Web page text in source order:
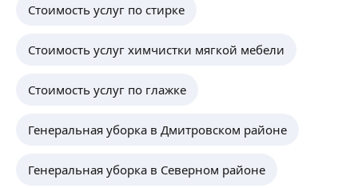
Стоимость услуг по стирке
Стоимость услуг химчистки мягкой мебели
Стоимость услуг по глажке
Генеральная уборка в Дмитровском районе
Генеральная уборка в Северном районе